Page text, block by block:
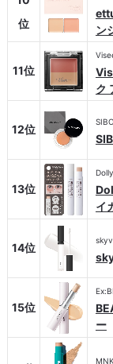
位
ン
11位
ク
12位
13位
イ
14位
15位
ー